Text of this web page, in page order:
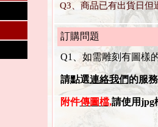
Q3、商品已有出貨日但
訂購問題
Q1、如需雕刻有圖樣
請點選連絡我們的服
附件傳圖檔,請使用jpg